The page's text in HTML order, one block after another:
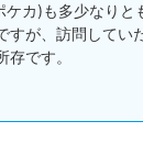
カ)も多少なり
すが、訪問してい
です。